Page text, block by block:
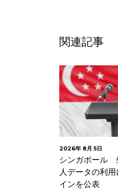
関連記事
2026年 8月 5日
シンガポール 生成
人データの利用に関
インを公表